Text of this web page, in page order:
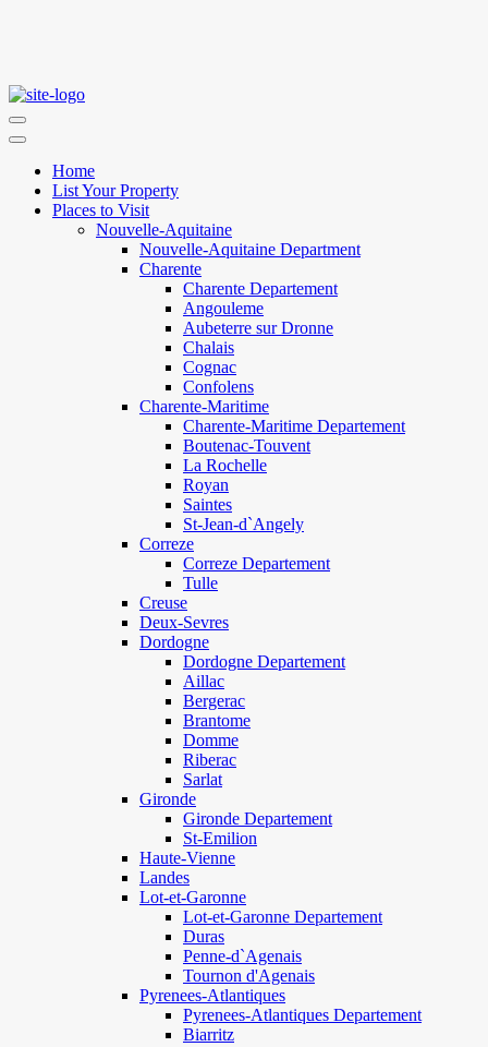
Home
List Your Property
Places to Visit
Nouvelle-Aquitaine
Nouvelle-Aquitaine Department
Charente
Charente Departement
Angouleme
Aubeterre sur Dronne
Chalais
Cognac
Confolens
Charente-Maritime
Charente-Maritime Departement
Boutenac-Touvent
La Rochelle
Royan
Saintes
St-Jean-d`Angely
Correze
Correze Departement
Tulle
Creuse
Deux-Sevres
Dordogne
Dordogne Departement
Aillac
Bergerac
Brantome
Domme
Riberac
Sarlat
Gironde
Gironde Departement
St-Emilion
Haute-Vienne
Landes
Lot-et-Garonne
Lot-et-Garonne Departement
Duras
Penne-d`Agenais
Tournon d'Agenais
Pyrenees-Atlantiques
Pyrenees-Atlantiques Departement
Biarritz